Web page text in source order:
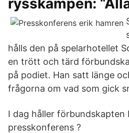
rysskampen:
hålls den på spelarhotellet
en trött och tärd
på podiet. Han satt länge
frågorna om vad som gick
I dag håller förbundskapten
presskonferens ?